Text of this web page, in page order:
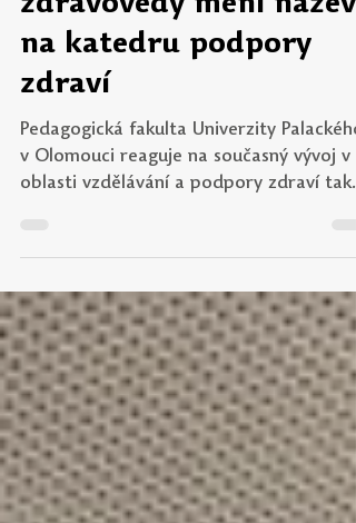
20. 7.
Minut čtení: 2
Katedra antropologie a
zdravovědy mění název
na katedru podpory
zdraví
změnou názvu jednoho ze svých
Dosavadní katedra antropologie a
zdravovědy od června 2026 působí pod
názvem katedra podpory zdraví. Nový
název představuje přirozené vyústění
dlouhodobého odborného směřování
pracoviště a přesněji vyjadřuje jeho
vzdělávací, výzkumné i expertní
Změna názvu není pouze formální